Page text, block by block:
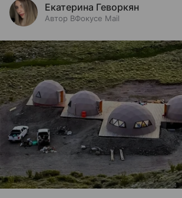
Екатерина Геворкян
Автор ВФокусе Mail